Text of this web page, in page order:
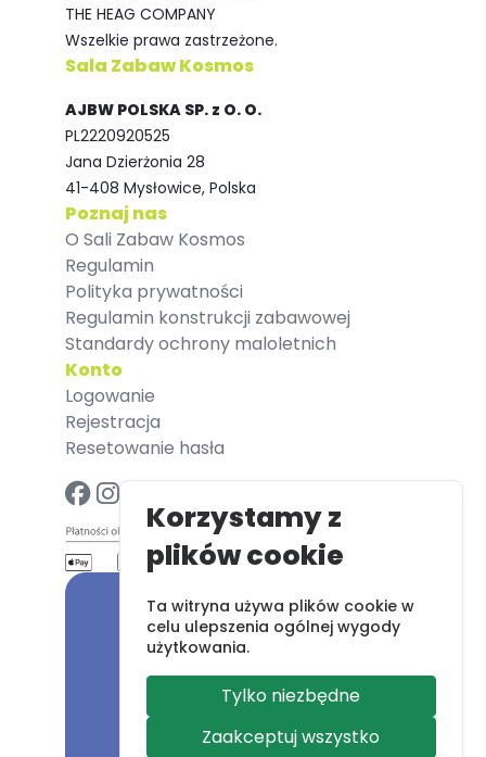
THE HEAG COMPANY
Wszelkie prawa zastrzeżone.
Sala Zabaw Kosmos
AJBW POLSKA SP. z O. O.
PL2220920525
Jana Dzierżonia 28
41-408 Mysłowice, Polska
Poznaj nas
O Sali Zabaw Kosmos
Regulamin
Polityka prywatności
Regulamin konstrukcji zabawowej
Standardy ochrony maloletnich
Konto
Logowanie
Rejestracja
Resetowanie hasła
Korzystamy z
plików cookie
Ta witryna używa plików cookie w
celu ulepszenia ogólnej wygody
użytkowania.
Tylko niezbędne
Zaakceptuj wszystko